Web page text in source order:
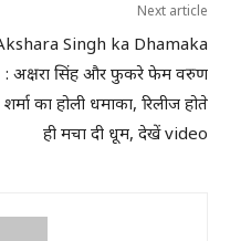
Next article
Singh ka Dhamaka
: अक्षरा सिंह और फुकरे फेम वरुण
शर्मा का होली धमाका, रिलीज होते
ही मचा दी धूम, देखें video